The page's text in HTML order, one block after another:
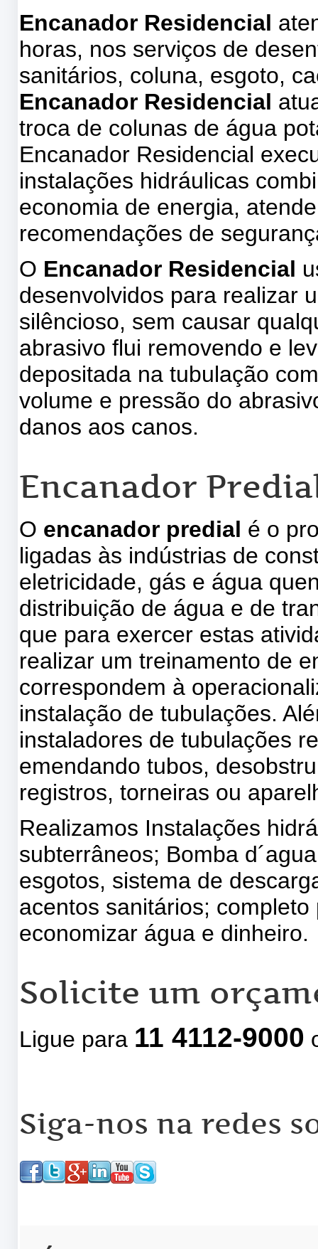
Encanador Residencial
horas, nos serviços de
sanitários, coluna, esgoto,
Encanador Residencial
troca de colunas de água
Encanador Residencial
instalações hidráulicas
economia de energia,
recomendações de
O Encanador Residencial
desenvolvidos para realizar
silêncioso, sem causar
abrasivo flui removendo e
depositada na tubulação
volume e pressão do
danos aos canos.
Encanador
O encanador predial é o
ligadas às indústrias de
eletricidade, gás e água
distribuição de água e de
que para exercer estas
realizar um treinamento de
correspondem à
instalação de tubulações.
instaladores de tubulações
emendando tubos,
registros, torneiras ou
Realizamos Instalações
subterrâneos; Bomba
esgotos, sistema de
acentos sanitários;
economizar água e dinheiro.
Solicite um
Ligue para 11 4112-9000
Siga-nos na redes